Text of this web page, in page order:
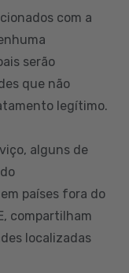
com a
serão
que não
legítimo.
alguns de
países fora do
compartilham
localizadas